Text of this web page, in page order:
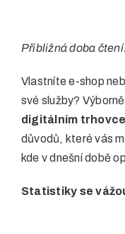
Přibližná doba
Vlastníte e-shop
své služby?
digitálním
důvodů, které vás
kde v dnešní době
Statistiky se